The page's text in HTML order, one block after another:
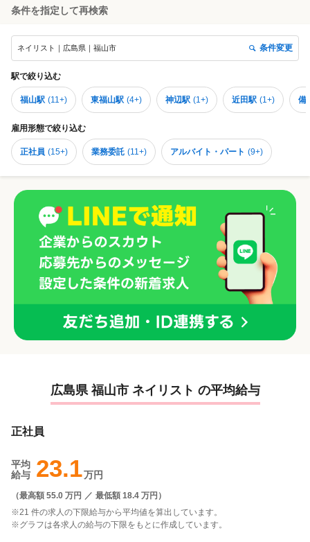
条件を指定して再検索
ネイリスト｜広島県｜福山市 条件変更
駅で絞り込む
福山駅 (11+) 東福山駅 (4+) 神辺駅 (1+) 近田駅 (1+) 備
雇用形態で絞り込む
正社員 (15+) 業務委託 (11+) アルバイト・パート (9+)
広島県 福山市 ネイリスト の平均給与
正社員
平均
給与 23.1万円
（最高額 55.0 万円 ／ 最低額 18.4 万円 ）
※21 件の求人の下限給与から平均値を算出しています。
※グラフは各求人の給与の下限をもとに作成しています。